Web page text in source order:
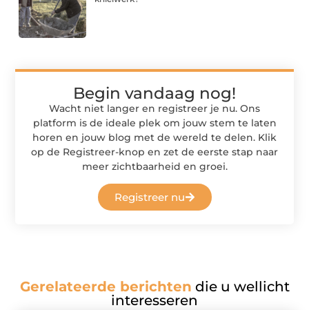
Begin vandaag nog!
Wacht niet langer en registreer je nu. Ons
platform is de ideale plek om jouw stem te laten
horen en jouw blog met de wereld te delen. Klik
op de Registreer-knop en zet de eerste stap naar
meer zichtbaarheid en groei.
Registreer nu
Gerelateerde berichten die u wellicht
interesseren